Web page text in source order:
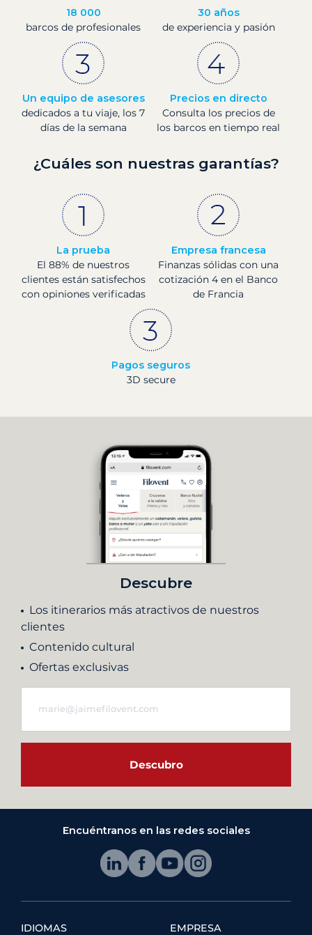
18 000
barcos de profesionales
30 años
de experiencia y pasión
Un equipo de asesores
dedicados a tu viaje, los 7
días de la semana
Precios en directo
Consulta los precios de
los barcos en tiempo real
¿Cuáles son nuestras garantías?
La prueba
El 88% de nuestros
clientes están satisfechos
con opiniones verificadas
Empresa francesa
Finanzas sólidas con una
cotización 4 en el Banco
de Francia
Pagos seguros
3D secure
Descubre
Los itinerarios más atractivos de nuestros
clientes
Contenido cultural
Ofertas exclusivas
Descubro
Encuéntranos en las redes sociales
IDIOMAS
EMPRESA